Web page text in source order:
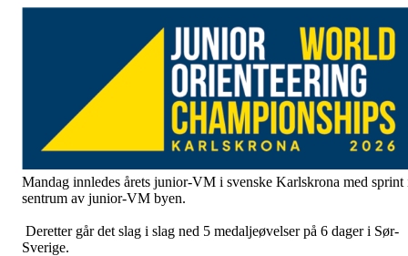
Mandag innledes årets junior-VM i svenske Karlskrona med sprint
sentrum av junior-VM byen.
Deretter går det slag i slag ned 5 medaljeøvelser på 6 dager i Sør-
Sverige.